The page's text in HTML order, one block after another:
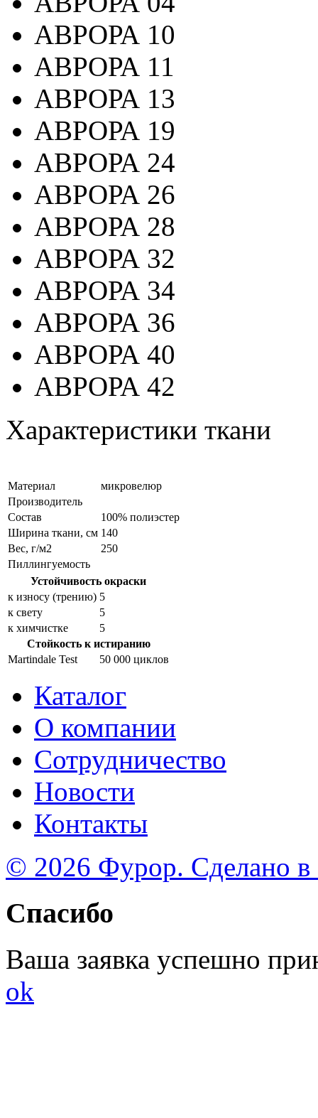
АВРОРА 10
АВРОРА 11
АВРОРА 13
АВРОРА 19
АВРОРА 24
АВРОРА 26
АВРОРА 28
АВРОРА 32
АВРОРА 34
АВРОРА 36
АВРОРА 40
АВРОРА 42
Характеристики ткани
Материал
микровелюр
Производитель
Состав
100% полиэстер
Ширина ткани, см 140
Вес, г/м2
250
Пиллингуемость
Устойчивость окраски
к износу (трению) 5
к свету
5
к химчистке
5
Стойкость к истиранию
Martindale Test
50 000 циклов
Каталог
О компании
Сотрудничество
Новости
Контакты
© 2026 Фурор. Сделано в
Спасибо
Ваша заявка успешно
ok